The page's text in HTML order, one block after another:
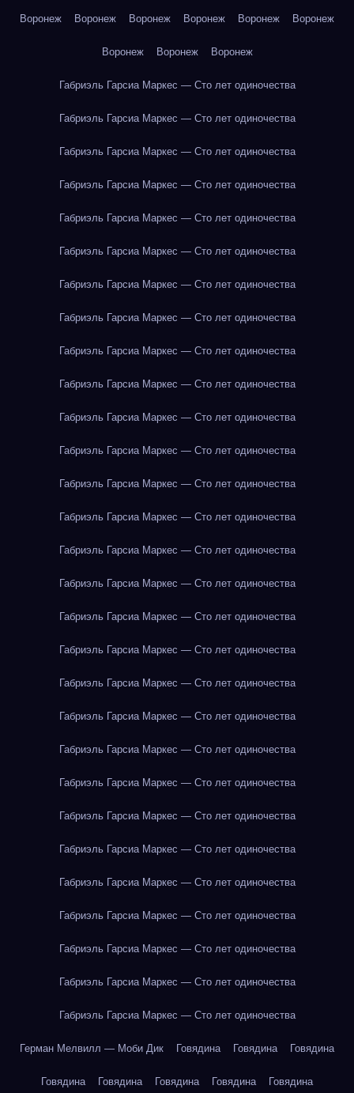
Воронеж Воронеж Воронеж Воронеж Воронеж Воронеж
Воронеж Воронеж Воронеж
Габриэль Гарсиа Маркес — Сто лет одиночества
Габриэль Гарсиа Маркес — Сто лет одиночества
Габриэль Гарсиа Маркес — Сто лет одиночества
Габриэль Гарсиа Маркес — Сто лет одиночества
Габриэль Гарсиа Маркес — Сто лет одиночества
Габриэль Гарсиа Маркес — Сто лет одиночества
Габриэль Гарсиа Маркес — Сто лет одиночества
Габриэль Гарсиа Маркес — Сто лет одиночества
Габриэль Гарсиа Маркес — Сто лет одиночества
Габриэль Гарсиа Маркес — Сто лет одиночества
Габриэль Гарсиа Маркес — Сто лет одиночества
Габриэль Гарсиа Маркес — Сто лет одиночества
Габриэль Гарсиа Маркес — Сто лет одиночества
Габриэль Гарсиа Маркес — Сто лет одиночества
Габриэль Гарсиа Маркес — Сто лет одиночества
Габриэль Гарсиа Маркес — Сто лет одиночества
Габриэль Гарсиа Маркес — Сто лет одиночества
Габриэль Гарсиа Маркес — Сто лет одиночества
Габриэль Гарсиа Маркес — Сто лет одиночества
Габриэль Гарсиа Маркес — Сто лет одиночества
Габриэль Гарсиа Маркес — Сто лет одиночества
Габриэль Гарсиа Маркес — Сто лет одиночества
Габриэль Гарсиа Маркес — Сто лет одиночества
Габриэль Гарсиа Маркес — Сто лет одиночества
Габриэль Гарсиа Маркес — Сто лет одиночества
Габриэль Гарсиа Маркес — Сто лет одиночества
Габриэль Гарсиа Маркес — Сто лет одиночества
Габриэль Гарсиа Маркес — Сто лет одиночества
Габриэль Гарсиа Маркес — Сто лет одиночества
Герман Мелвилл — Моби Дик Говядина Говядина Говядина
Говядина Говядина Говядина Говядина Говядина